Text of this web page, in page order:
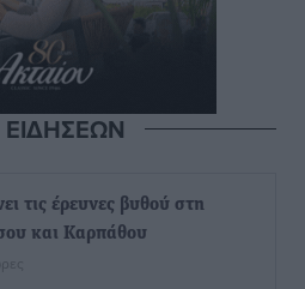
τις έρευνες βυθού στη
και Καρπάθου